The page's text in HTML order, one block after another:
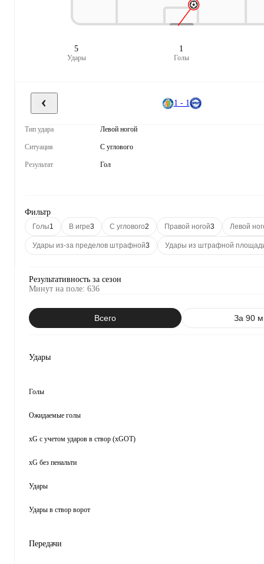
5
Удары
1
Голы
1 - 1
Тип удара Левой ногой
Ситуация С углового
Результат Гол
Фильтр
Голы1 В игре3 С углового2 Правой ногой3 Левой
Удары из-за пределов штрафной3 Удары из штрафной
Результативность за сезон
Минут на поле: 636
Всего За 90
Удары
Голы
Ожидаемые голы
xG с учетом ударов в створ (xGOT)
xG без пенальти
Удары
Удары в створ ворот
Передачи